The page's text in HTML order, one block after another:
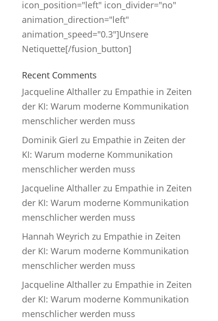
icon_position="left" icon_divider="no"
animation_direction="left"
animation_speed="0.3"]Unsere
Netiquette[/fusion_button]
Recent Comments
Jacqueline Althallerzu Empathie in Zeiten
der KI: Warum moderne Kommunikation
menschlicher werden muss
Dominik Gierl zu Empathie in Zeiten der
KI: Warum moderne Kommunikation
menschlicher werden muss
Jacqueline Althallerzu Empathie in Zeiten
der KI: Warum moderne Kommunikation
menschlicher werden muss
Hannah Weyrich zu Empathie in Zeiten
der KI: Warum moderne Kommunikation
menschlicher werden muss
Jacqueline Althallerzu Empathie in Zeiten
der KI: Warum moderne Kommunikation
menschlicher werden muss